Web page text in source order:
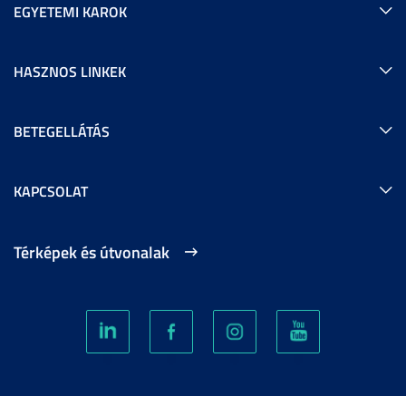
EGYETEMI KAROK
HASZNOS LINKEK
BETEGELLÁTÁS
KAPCSOLAT
Térképek és útvonalak